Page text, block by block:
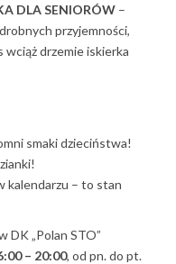
DLA SENIORÓW –
przyjemności,
wciąż drzemie iskierka
smaki dzieciństwa!
kalendarzu – to stan
DK „Polan STO”
– 20:00, od pn. do pt.